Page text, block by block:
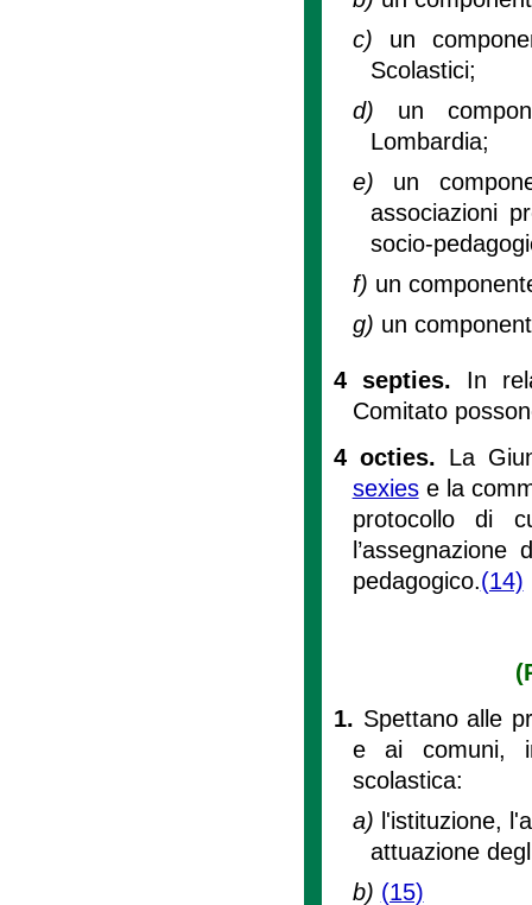
c) un
Scolastici;
d) un
Lombardia;
e) un
associazioni
socio-
f) un
g) un
4 septies. In
Comitato
4 octies. La
sexiese la
protocollo di
pedagogico.(14)
1. Spettano alle
e ai comuni,
scolastica:
a) l'istituzione,
attuazione
b) (15)